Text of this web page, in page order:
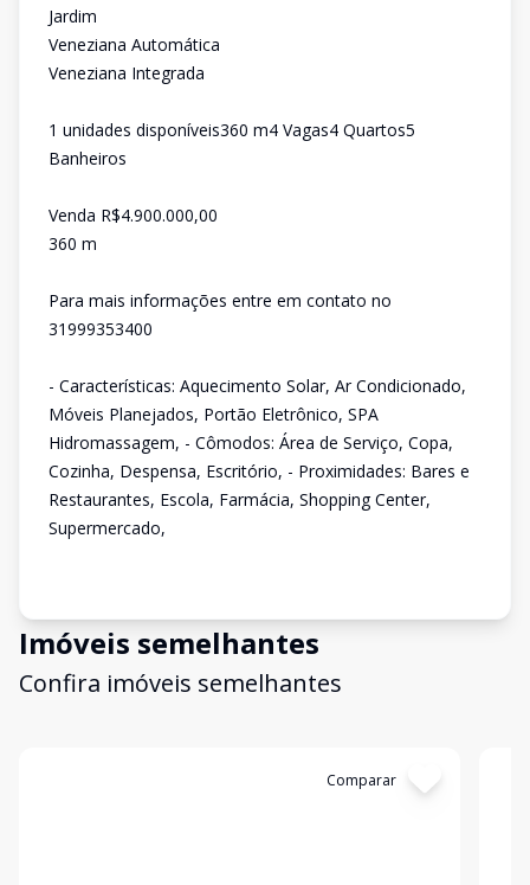
Jardim
Veneziana Automática
Veneziana Integrada
1 unidades disponíveis360 m4 Vagas4 Quartos5
Banheiros
Venda R$4.900.000,00
360 m
Para mais informações entre em contato no
31999353400
- Características: Aquecimento Solar, Ar Condicionado,
Móveis Planejados, Portão Eletrônico, SPA
Hidromassagem, - Cômodos: Área de Serviço, Copa,
Cozinha, Despensa, Escritório, - Proximidades: Bares e
Restaurantes, Escola, Farmácia, Shopping Center,
Supermercado,
Imóveis semelhantes
Confira imóveis semelhantes
Comparar